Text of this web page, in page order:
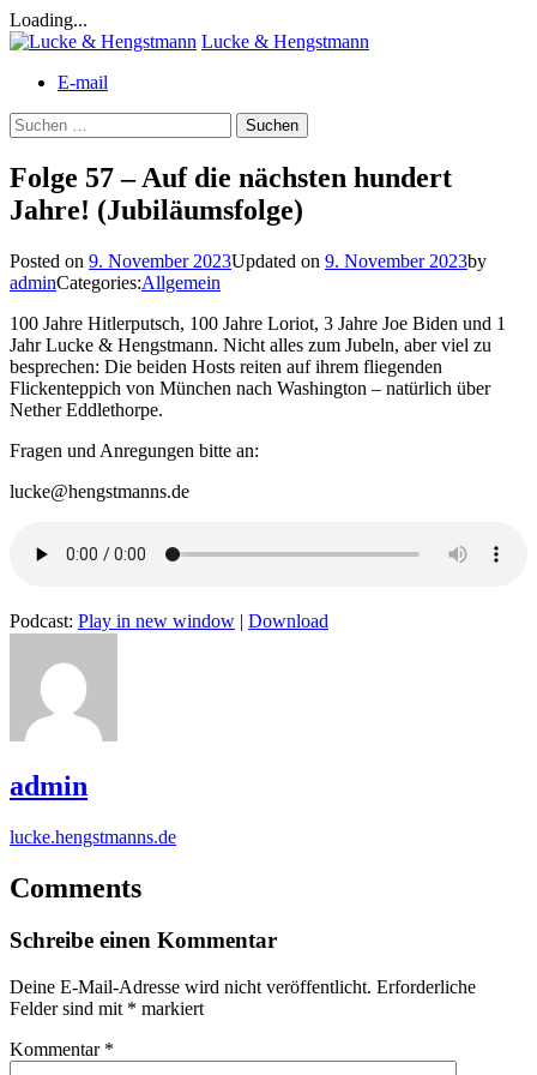
Loading...
Skip
content
Lucke & Hengstmann
E-mail
Suchen
nach:
Folge 57 – Auf die nächsten hundert
Jahre! (Jubiläumsfolge)
Posted on 9. November 2023Updated on 9. November 2023by
adminCategories:Allgemein
100 Jahre Hitlerputsch, 100 Jahre Loriot, 3 Jahre Joe Biden und 1
Jahr Lucke & Hengstmann. Nicht alles zum Jubeln, aber viel zu
besprechen: Die beiden Hosts reiten auf ihrem fliegenden
Flickenteppich von München nach Washington – natürlich über
Nether Eddlethorpe.
Fragen und Anregungen bitte an:
lucke@hengstmanns.de
Podcast: Play in new window | Download
admin
lucke.hengstmanns.de
Comments
Schreibe einen Kommentar
Deine E-Mail-Adresse wird nicht veröffentlicht. Erforderliche
Felder sind mit * markiert
Kommentar *